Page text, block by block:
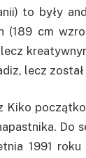
to były
(189 cm
lecz
Kiko
Do
1991